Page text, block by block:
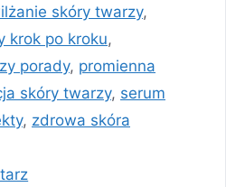
skóry twarzy,
krok po kroku,
porady, promienna
skóry twarzy, serum
, zdrowa skóra